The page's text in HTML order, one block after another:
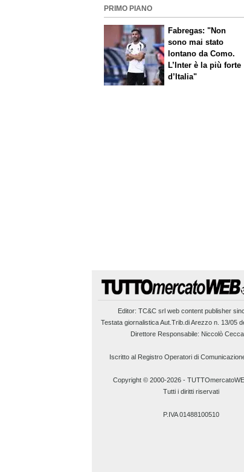
PRIMO PIANO
Fabregas: "Non
sono mai stato
lontano da Como.
L’Inter è la più forte
d’Italia"
Editor: TC&C srl web content publisher
Testata giornalistica Aut.Trib.di Arezzo n. 13/05
Direttore Responsabile: Niccolò
Iscritto al Registro Operatori di
Copyright © 2000-2026-
Tutti i diritti riservati
P.IVA 01488100510